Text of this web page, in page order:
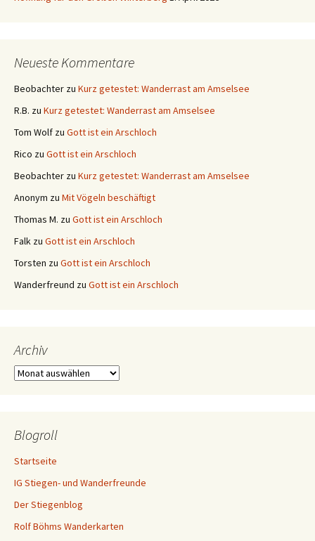
Neueste Kommentare
Beobachter zu Kurz getestet: Wanderrast am Amselsee
R.B. zu Kurz getestet: Wanderrast am Amselsee
Tom Wolf zu Gott ist ein Arschloch
Rico zu Gott ist ein Arschloch
Beobachter zu Kurz getestet: Wanderrast am Amselsee
Anonym zu Mit Vögeln beschäftigt
Thomas M. zu Gott ist ein Arschloch
Falk zu Gott ist ein Arschloch
Torsten zu Gott ist ein Arschloch
Wanderfreund zu Gott ist ein Arschloch
Archiv
Archiv
Blogroll
Startseite
IG Stiegen- und Wanderfreunde
Der Stiegenblog
Rolf Böhms Wanderkarten